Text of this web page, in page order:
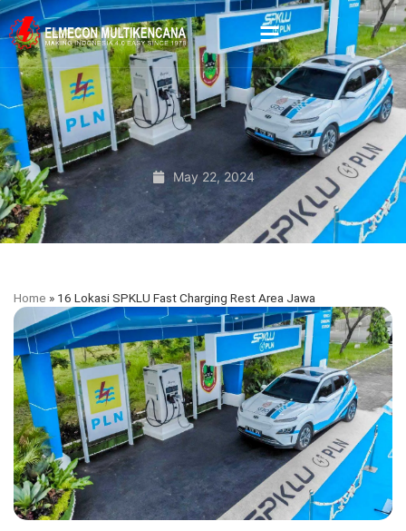
May 22, 2024
Home » 16 Lokasi SPKLU Fast Charging Rest Area Jawa